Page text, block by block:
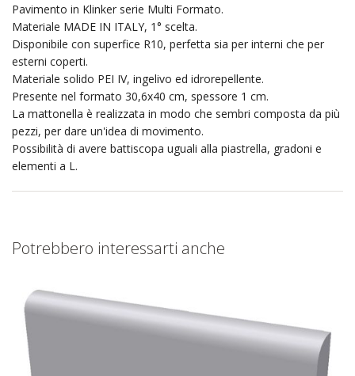
Pavimento in Klinker serie Multi Formato.
Materiale MADE IN ITALY, 1° scelta.
Disponibile con superfice R10, perfetta sia per interni che per
esterni coperti.
Materiale solido PEI IV, ingelivo ed idrorepellente.
Presente nel formato 30,6x40 cm, spessore 1 cm.
La mattonella è realizzata in modo che sembri composta da più
pezzi, per dare un'idea di movimento.
Possibilità di avere battiscopa uguali alla piastrella, gradoni e
elementi a L.
Potrebbero interessarti anche